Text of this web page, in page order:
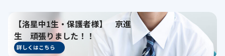
【洛星中1生・保護者様】 京進
生 頑張りました！！
詳しくはこちら